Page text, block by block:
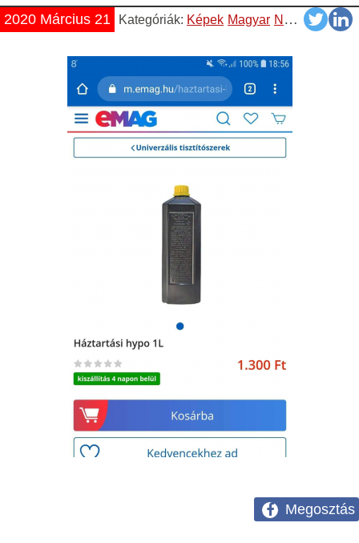
2020 Március 21 Kategóriák: Képek Magyar Napiszar
Megosztás